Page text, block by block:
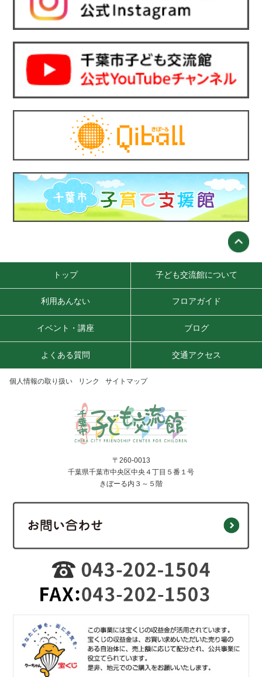
トップ 子ども交流館について
利用あんない フロアガイド
イベント・講座 ブログ
よくある質問 交通アクセス
個人情報の取り扱い リンク サイトマップ
〒260-0013
千葉県千葉市中央区中央４丁目５番１号
きぼーる内３～５階